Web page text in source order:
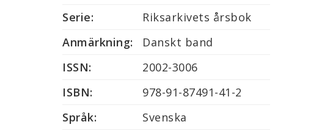
Serie:
Riksarkivets årsbok
Anmärkning:
Danskt band
ISSN:
2002-3006
ISBN:
978-91-87491-41-2
Språk:
Svenska